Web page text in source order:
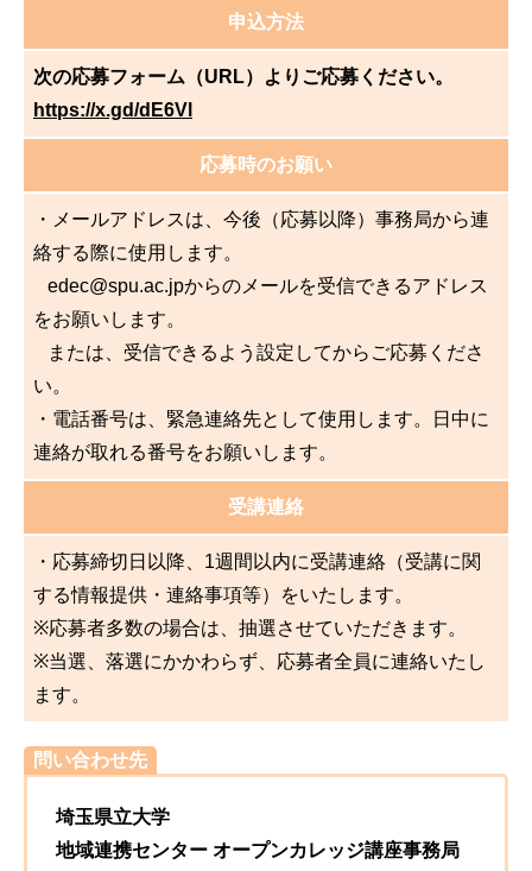
申込方法
次の応募フォーム（URL）よりご応募ください。
https://x.gd/dE6Vl
応募時のお願い
・メールアドレスは、今後（応募以降）事務局から連
絡する際に使用します。
edec@spu.ac.jpからのメールを受信できるアドレス
をお願いします。
または、受信できるよう設定してからご応募くださ
い。
・電話番号は、緊急連絡先として使用します。日中に
連絡が取れる番号をお願いします。
受講連絡
・応募締切日以降、1週間以内に受講連絡（受講に関
する情報提供・連絡事項等）をいたします。
※応募者多数の場合は、抽選させていただきます。
※当選、落選にかかわらず、応募者全員に連絡いたし
ます。
問い合わせ先
埼玉県立大学
地域連携センター オープンカレッジ講座事務局